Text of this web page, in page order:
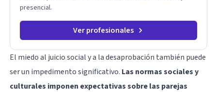
presencial.
Ver profesionales
El miedo al juicio social y a la desaprobación también puede
ser un impedimento significativo. Las normas sociales y
culturales imponen expectativas sobre las parejas